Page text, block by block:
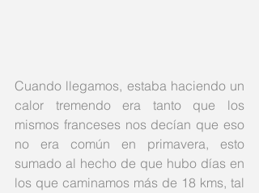
Cuando llegamos, estaba haciendo un
calor tremendo era tanto que los
mismos franceses nos decían que eso
no era común en primavera, esto
sumado al hecho de que hubo días en
los que caminamos más de 18 kms, tal